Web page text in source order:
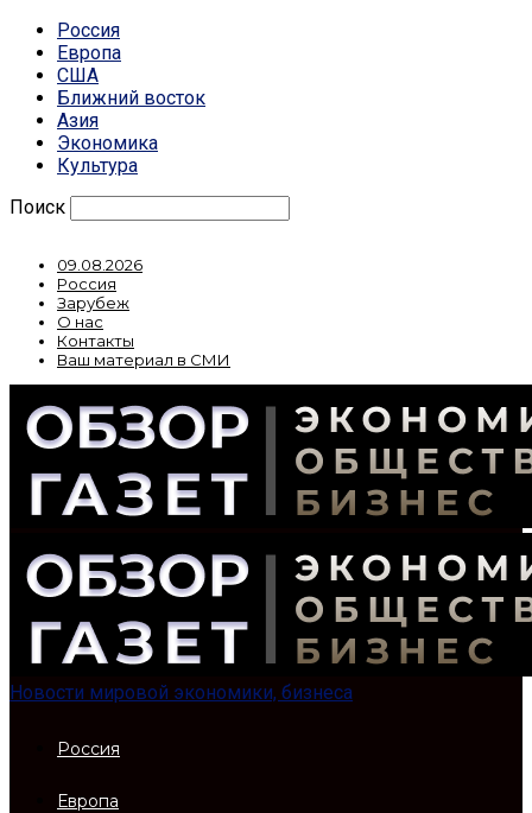
Россия
Европа
США
Ближний восток
Азия
Экономика
Культура
Поиск
09.08.2026
Россия
Зарубеж
О нас
Контакты
Ваш материал в СМИ
Новости мировой экономики, бизнеса
Россия
Европа